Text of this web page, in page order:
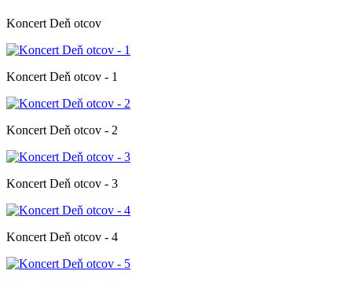
Koncert Deň otcov
Koncert Deň otcov - 1
Koncert Deň otcov - 2
Koncert Deň otcov - 3
Koncert Deň otcov - 4